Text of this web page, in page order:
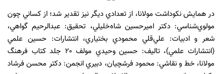
در همايش نكوداشت مولانا، از تعدادي ديگر نيز تقدير شد؛ از كساني چون
مولوي‌شناسي: دكتر اميرحسين شاه‌خليلي، تحقيق: عبدالرحيم گواهي،
شعر و ادبيات: علي‌قلي محمودي بختياري، انتشارات: حسين علمي
(انتشارات علمي)، تاليف: حسين وحيدي مولف ٢٠ جلد كتاب فرهنگ
مولانا‌، خط و نقاشي: محمود فرشچيان، دبيري انجمن: دكتر محسن فرشاد